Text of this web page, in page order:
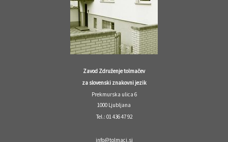
Zavod Združenje tolmačev
za slovenski znakovni jezik
Prekmurska ulica 6
1000 Ljubljana
Tel.: 01 436 47 92
info@tolmaci.si